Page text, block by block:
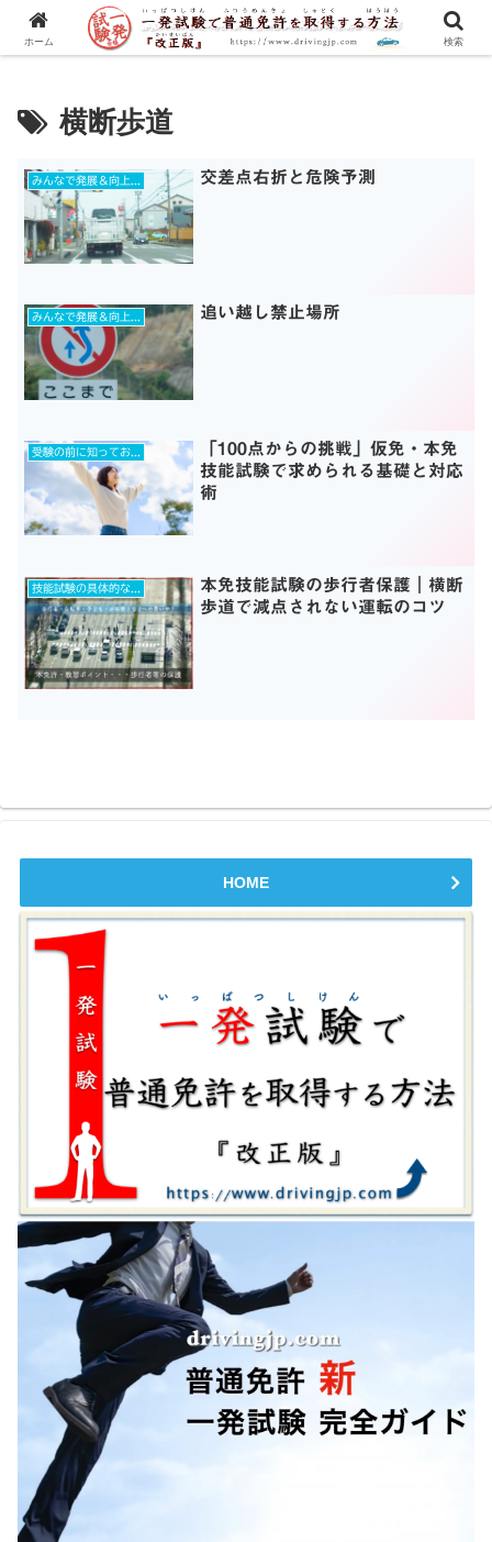
一発試験の流れから合格のコツまで、徹底解説！
横断歩道
みんなで発展＆向上を目指す 交差点右折と危険予測
追い越し禁止場所
受験の前に知っておきたいコト！
「100点からの挑戦」仮免・本免
技能試験で求められる基礎と対応
術
技能試験の具体的な練習ポイントとは？
本免技能試験の歩行者保護｜横断
歩道で減点されない運転のコツ
HOME
ホーム 検索